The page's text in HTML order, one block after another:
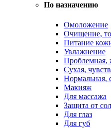
По назначению
Омоложение
Очищение,
Питание
Увлажнение
Проблемная,
Сухая,
Нормальная,
Макияж
Для массажа
Защита от
Для глаз
Для губ